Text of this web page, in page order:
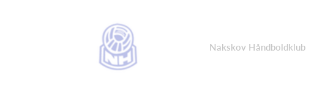
Nakskov Håndboldklub